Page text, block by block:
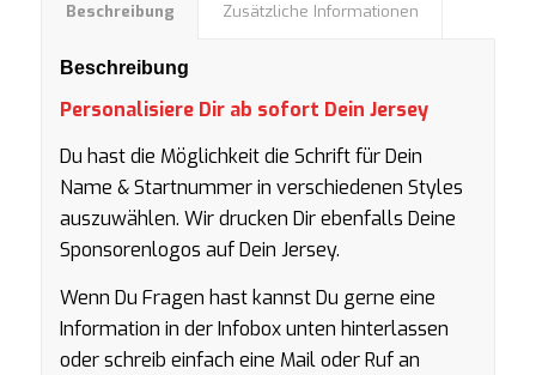
Beschreibung Zusätzliche Informationen
Beschreibung
Personalisiere Dir ab sofort Dein Jersey
Du hast die Möglichkeit die Schrift für Dein
Name & Startnummer in verschiedenen Styles
auszuwählen. Wir drucken Dir ebenfalls Deine
Sponsorenlogos auf Dein Jersey.
Wenn Du Fragen hast kannst Du gerne eine
Information in der Infobox unten hinterlassen
oder schreib einfach eine Mail oder Ruf an